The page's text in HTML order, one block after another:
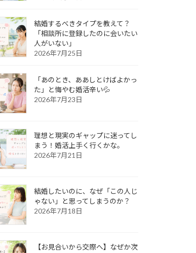
結婚するべきタイプを教えて？
「相談所に登録したのに会いたい
人がいない」
2026年7月25日
「あのとき、ああしとけばよかっ
た」と悔やむ婚活辛い💦
2026年7月23日
理想と現実のギャップに迷ってし
まう！婚活上手く行くかな。
2026年7月21日
結婚したいのに、なぜ「この人じ
ゃない」と思ってしまうのか？
2026年7月18日
【お見合いから交際へ】なぜか次